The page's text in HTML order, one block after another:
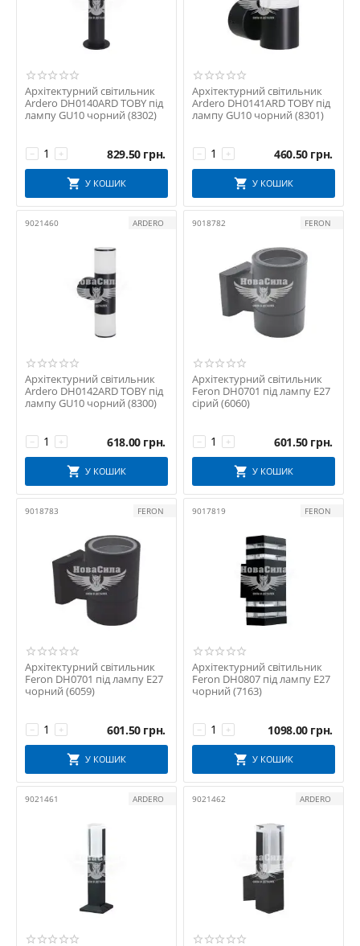
Архітектурний світильник
Ardero DH0140ARD TOBY під
лампу GU10 чорний (8302)
+
− 829.50 грн.
У КОШИК
Архітектурний світильник
Ardero DH0141ARD TOBY під
лампу GU10 чорний (8301)
+
− 460.50 грн.
У КОШИК
9021460 ARDERO
Архітектурний світильник
Ardero DH0142ARD TOBY під
лампу GU10 чорний (8300)
+
− 618.00 грн.
У КОШИК
9018782 FERON
Архітектурний світильник
Feron DH0701 під лампу Е27
сірий (6060)
+
− 601.50 грн.
У КОШИК
9018783 FERON
Архітектурний світильник
Feron DH0701 під лампу Е27
чорний (6059)
+
− 601.50 грн.
У КОШИК
9017819 FERON
Архітектурний світильник
Feron DH0807 під лампу Е27
чорний (7163)
+
− 1098.00 грн.
У КОШИК
9021461 ARDERO 9021462 ARDERO